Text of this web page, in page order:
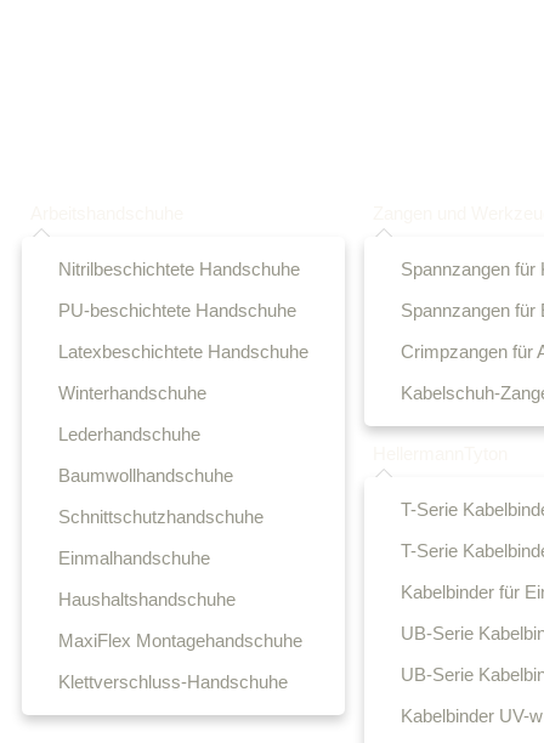
Nitrilbeschichtete Handschuhe
PU-beschichtete Handschuhe
Latexbeschichtete Handschuhe
Winterhandschuhe
Lederhandschuhe
Baumwollhandschuhe
Schnittschutzhandschuhe
Einmalhandschuhe
Haushaltshandschuhe
MaxiFlex Montagehandschuhe
Klettverschluss-Handschuhe
Spannzangen für
Spannzangen für
Crimpzangen für
Kabelschuh-
T-Serie
T-Serie
Kabelbinder für
UB-Serie
UB-Serie
Kabelbinder UV-